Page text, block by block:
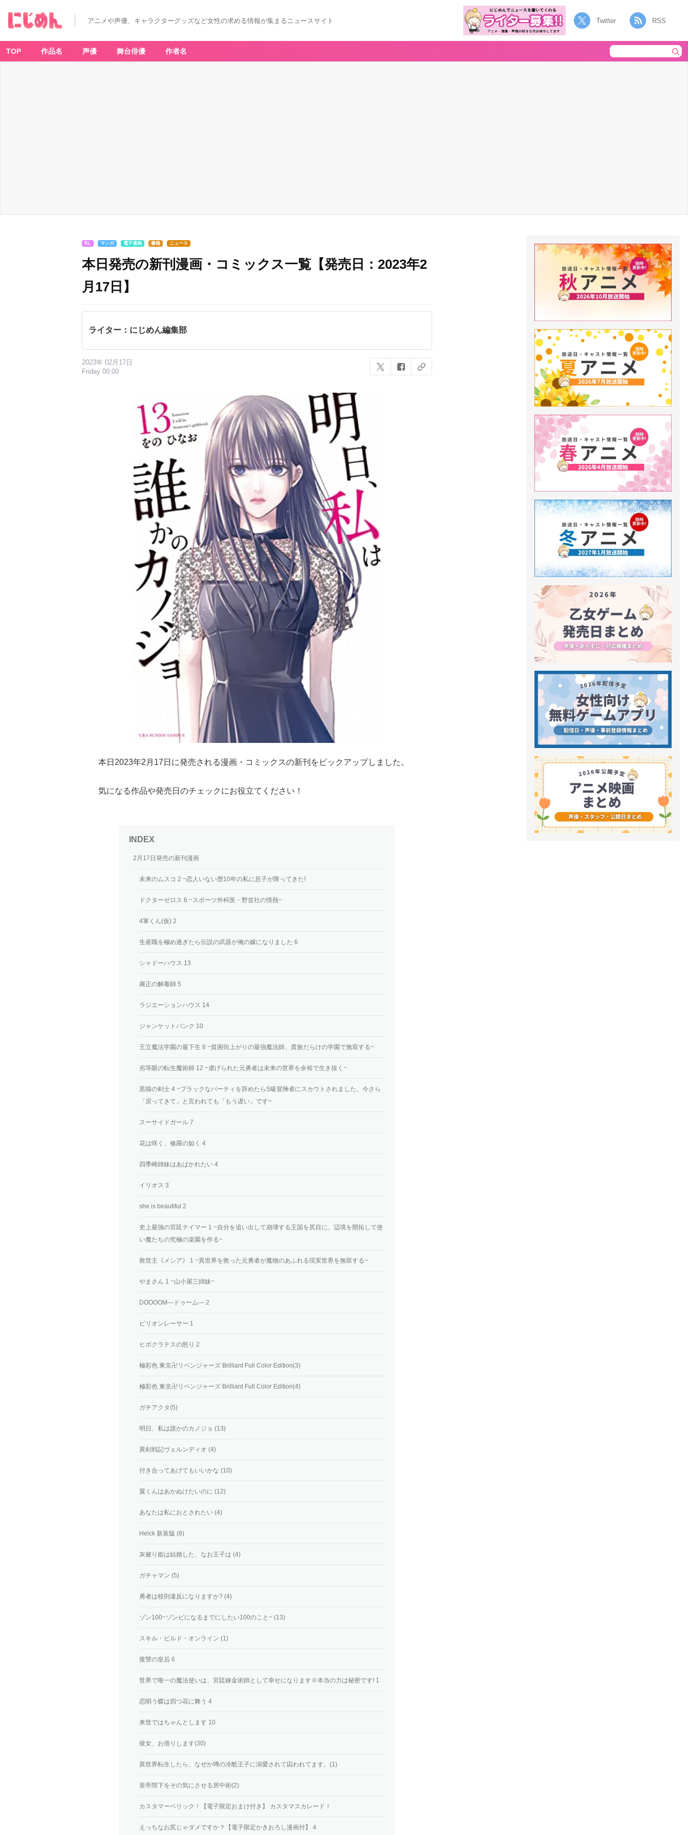
アニメや声優、キャラクターグッズなど女性の求める情報が集まるニュースサイト Twitter RSS
TOP 作品名 声優 舞台俳優 作者名
BL マンガ 電子漫画 書籍 ニュース
本日発売の新刊漫画・コミックス一覧【発売日：2023年2
月17日】
ライター：にじめん編集部
2023年 02月17日
Friday 00:00
本日2023年2月17日に発売される漫画・コミックスの新刊をピックアップしました。
気になる作品や発売日のチェックにお役立てください！
2月17日発売の新刊漫画
未来のムスコ 2 ~恋人いない歴10年の私に息子が降ってきた!
ドクターゼロス 6 ~スポーツ外科医・野並社の情熱~
4軍くん(仮) 2
生産職を極め過ぎたら伝説の武器が俺の嫁になりました 6
シャドーハウス 13
粛正の解毒師 5
ラジエーションハウス 14
ジャンケットバンク 10
王立魔法学園の最下生 8 ~貧困街上がりの最強魔法師、貴族だらけの学園で無双する~
劣等眼の転生魔術師 12 ~虐げられた元勇者は未来の世界を余裕で生き抜く~
黒猫の剣士 4 ~ブラックなパーティを辞めたらS級冒険者にスカウトされました。今さら
「戻ってきて」と言われても「もう遅い」です~
スーサイドガール 7
花は咲く、修羅の如く 4
四季崎姉妹はあばかれたい 4
イリオス 3
she is beautiful 2
史上最強の宮廷テイマー 1 ~自分を追い出して崩壊する王国を尻目に、辺境を開拓して使
い魔たちの究極の楽園を作る~
救世主《メシア》 1 ~異世界を救った元勇者が魔物のあふれる現実世界を無双する~
やまさん 1 ~山小屋三姉妹~
DOOOOM―ドゥーム― 2
ビリオンレーサー 1
ヒポクラテスの怒り 2
極彩色 東京卍リベンジャーズ Brilliant Full Color Edition(3)
極彩色 東京卍リベンジャーズ Brilliant Full Color Edition(4)
ガチアクタ(5)
明日、私は誰かのカノジョ (13)
異剣戦記ヴェルンディオ (4)
付き合ってあげてもいいかな (10)
翼くんはあかぬけたいのに (12)
あなたは私におとされたい (4)
Helck 新装版 (8)
灰被り姫は結婚した、なお王子は (4)
ガチャマン (5)
勇者は校則違反になりますか? (4)
ゾン100~ゾンビになるまでにしたい100のこと~ (13)
スキル・ビルド・オンライン (1)
復讐の皇后 6
世界で唯一の魔法使いは、宮廷錬金術師として幸せになります※本当の力は秘密です! 1
恋唄う蝶は四つ花に舞う 4
来世ではちゃんとします 10
彼女、お借りします(30)
異世界転生したら、なぜか噂の冷酷王子に溺愛されて囚われてます。(1)
皇帝陛下をその気にさせる房中術(2)
カスタマーベリック！【電子限定おまけ付き】 カスタマスカレード！
えっちなお尻じゃダメですか？【電子限定かきおろし漫画付】 4